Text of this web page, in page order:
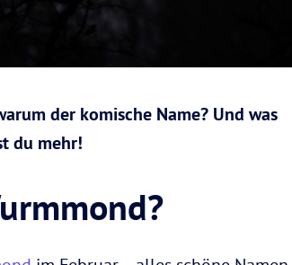
der komische Name? Und was
du mehr!